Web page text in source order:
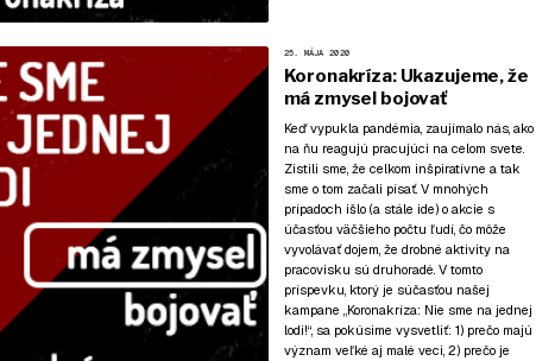
25. MÁJA 2020
Koronakríza: Ukazujeme, že
má zmysel bojovať
Keď vypukla pandémia, zaujímalo nás, ako
na ňu reagujú pracujúci na celom svete.
Zistili sme, že celkom inšpiratívne a tak
sme o tom začali písať. V mnohých
prípadoch išlo (a stále ide) o akcie s
účasťou väčšieho počtu ľudí, čo môže
vyvolávať dojem, že drobné aktivity na
pracovisku sú druhoradé. V tomto
príspevku, ktorý je súčasťou našej
kampane „Koronakríza: Nie sme na jednej
lodi!“, sa pokúsime vysvetliť: 1) prečo majú
význam veľké aj malé veci, 2) prečo je